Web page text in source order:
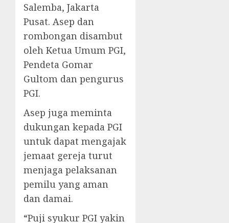
Salemba, Jakarta
Pusat. Asep dan
rombongan disambut
oleh Ketua Umum PGI,
Pendeta Gomar
Gultom dan pengurus
PGI.
Asep juga meminta
dukungan kepada PGI
untuk dapat mengajak
jemaat gereja turut
menjaga pelaksanan
pemilu yang aman
dan damai.
“Puji syukur PGI yakin